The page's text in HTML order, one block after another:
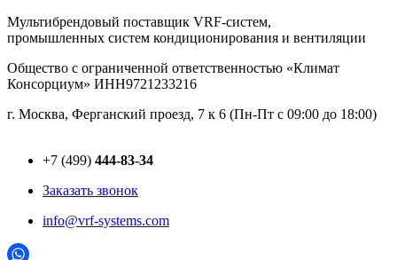
Перейти
к
Мультибрендовый поставщик VRF-cистем,
промышленных систем кондиционирования и вентиляции
Общество с ограниченной ответственностью «Климат
Консорциум» ИНН9721233216
г. Москва, Ферганский проезд, 7 к 6 (Пн-Пт с 09:00 до 18:00)
+7 (499) 444-83-34
Заказать звонок
info@vrf-systems.com